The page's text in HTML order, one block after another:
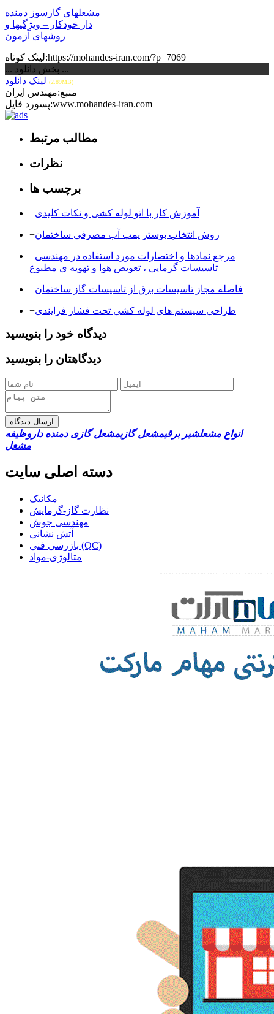
مشعلهای گازسوز دمنده
دار خودکار – ویژگیها و
روشهای آزمون
لینک کوتاه:https://mohandes-iran.com/?p=7069
... بخش دانلود ...
لینک دانلود
(2.89MB)
منبع:مهندس ایران
پسورد فایل:www.mohandes-iran.com
مطالب مرتبط
نظرات
برچسب ها
+آموزش کار با اتو لوله کشی و نکات کلیدی
+روش انتخاب بوستر پمپ آب مصرفی ساختمان
+مرجع نمادها و اختصارات مورد استفاده در مهندسی
تاسیسات گرمایی ، تعویض هوا و تهویه ی مطبوع
+فاصله مجاز تاسیسات برق از تاسیسات گاز ساختمان
+طراحی سیستم های لوله کشی تحت فشار فرایندی
دیدگاه خود را بنویسید
دیدگاهتان را بنویسید
ارسال دیدگاه
انواع مشعلشیر برقیمشعل گازیمشعل گازی دمنده دار وظیفه
مشعل
دسته اصلی سایت
مکانیک
نظارت گاز-گرمایش
مهندسی جوش
آتش نشانی
بازرسی فنی (QC)
متالوژی-مواد